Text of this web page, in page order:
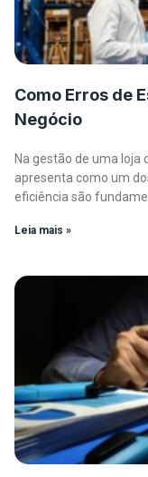
Como Erros de
Negócio
Na gestão de uma loja
apresenta como um
eficiência são
Leia mais »